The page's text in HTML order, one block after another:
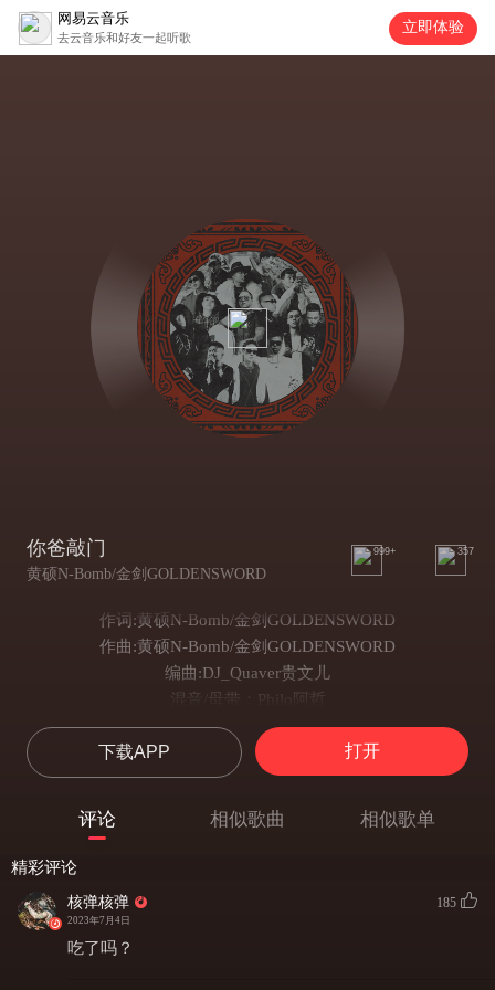
网易云音乐
去云音乐和好友一起听歌
立即体验
你爸敲门
黄硕N-Bomb/金剑GOLDENSWORD
999+ 357
作词:黄硕N-Bomb/金剑GOLDENSWORD
作曲:黄硕N-Bomb/金剑GOLDENSWORD
编曲:DJ_Quaver贵文儿
混音/母带：Philo阿哲
N-Bomb:
哥们就是这的黑名单 还在无证驾驶继续狂飙
两脚油破了百 我的灵感永远不会上交
但在离开之前 我得保证狠货一直畅销
在北京混你得知道这地儿确实真不一样
你的明星范走面儿 不好使 也够你一呛
下载APP 打开
评论 相似歌曲 相似歌单
精彩评论
核弹核弹
2023年7月4日
185
吃了吗？